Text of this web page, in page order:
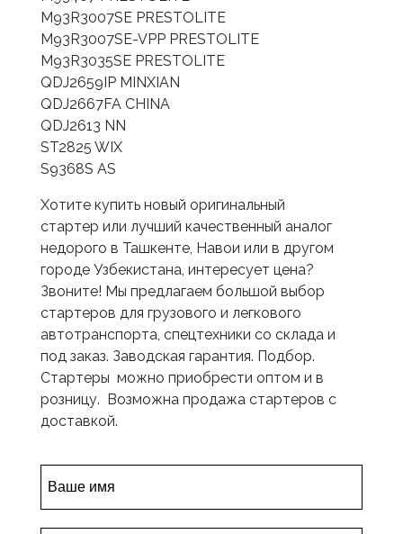
M93R3007SE PRESTOLITE
M93R3007SE-VPP PRESTOLITE
M93R3035SE PRESTOLITE
QDJ2659IP MINXIAN
QDJ2667FA CHINA
QDJ2613 NN
ST2825 WIX
S9368S AS
Хотите купить новый оригинальный
стартер или лучший качественный аналог
недорого в Ташкенте, Навои или в другом
городе Узбекистана, интересует цена?
Звоните! Мы предлагаем большой выбор
стартеров для грузового и легкового
автотранспорта, спецтехники со склада и
под заказ. Заводская гарантия. Подбор.
Стартеры можно приобрести оптом и в
розницу. Возможна продажа стартеров с
доставкой.